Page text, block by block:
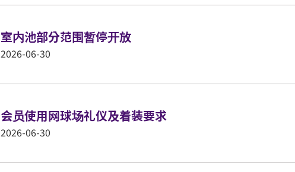
室内池部分范围暂停开放
2026-06-30
会员使用网球场礼仪及着装要求
2026-06-30